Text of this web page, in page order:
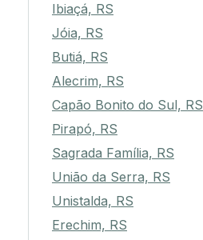
Ibiaçá, RS
Jóia, RS
Butiá, RS
Alecrim, RS
Capão Bonito do Sul, RS
Pirapó, RS
Sagrada Família, RS
União da Serra, RS
Unistalda, RS
Erechim, RS